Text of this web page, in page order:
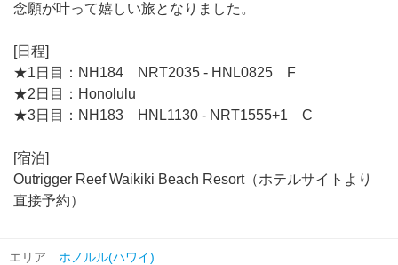
念願が叶って嬉しい旅となりました。
[日程]
★1日目：NH184 NRT2035 - HNL0825 F
★2日目：Honolulu
★3日目：NH183 HNL1130 - NRT1555+1 C
[宿泊]
Outrigger Reef Waikiki Beach Resort（ホテルサイトより
直接予約）
エリア ホノルル(ハワイ)